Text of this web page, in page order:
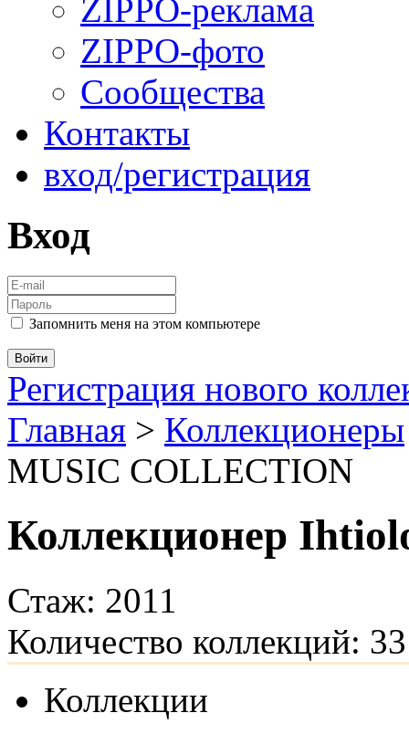
ZIPPO-реклама
ZIPPO-фото
Сообщества
Контакты
вход/регистрация
Вход
Запомнить меня на этом компьютере
Регистрация нового
Главная > Коллекционеры
MUSIC COLLECTION
Коллекционер
Стаж: 2011
Количество коллекций: 33
Коллекции